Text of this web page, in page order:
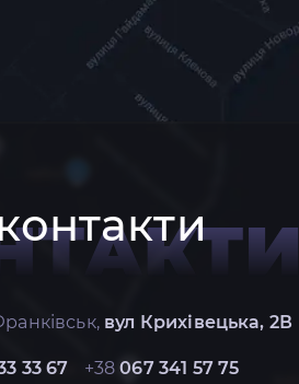
вул Крихівецька, 2В
33 67 +38067 341 57 75